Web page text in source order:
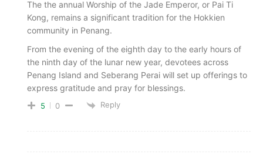
The the annual Worship of the Jade Emperor, or Pai Ti
Kong, remains a significant tradition for the Hokkien
community in Penang.
From the evening of the eighth day to the early hours of
the ninth day of the lunar new year, devotees across
Penang Island and Seberang Perai will set up offerings to
express gratitude and pray for blessings.
5 0 Reply